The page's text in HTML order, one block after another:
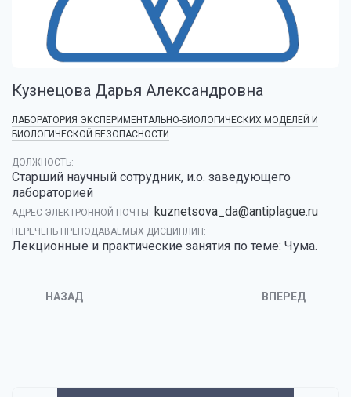
Кузнецова Дарья Александровна
ЛАБОРАТОРИЯ ЭКСПЕРИМЕНТАЛЬНО-БИОЛОГИЧЕСКИХ МОДЕЛЕЙ И
БИОЛОГИЧЕСКОЙ БЕЗОПАСНОСТИ
ДОЛЖНОСТЬ:
Старший научный сотрудник, и.о. заведующего
лабораторией
АДРЕС ЭЛЕКТРОННОЙ ПОЧТЫ: kuznetsova_da@antiplague.ru
ПЕРЕЧЕНЬ ПРЕПОДАВАЕМЫХ ДИСЦИПЛИН:
Лекционные и практические занятия по теме: Чума.
НАЗАД ВПЕРЕД